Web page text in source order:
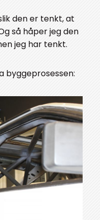
den er tenkt, at
så håper jeg den
jeg har tenkt.
byggeprosessen: